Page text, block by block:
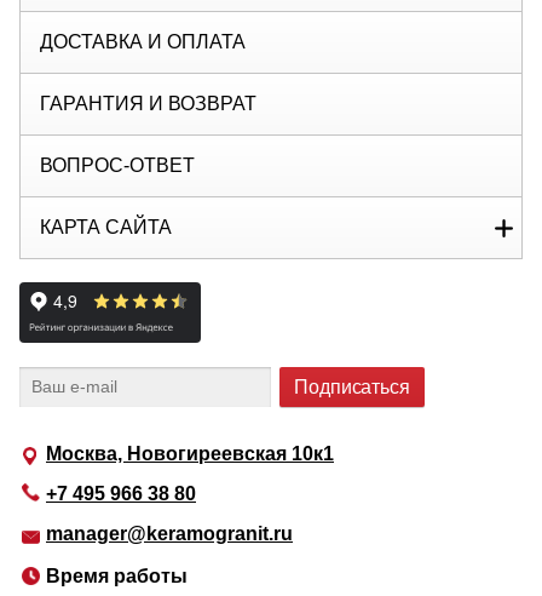
Москва, Новогиреевская 10к1
+7 495 966 38 80
manager@keramogranit.ru
Время работы
ДОСТАВКА И ОПЛАТА
ГАРАНТИЯ И ВОЗВРАТ
ВОПРОС-ОТВЕТ
КАРТА САЙТА